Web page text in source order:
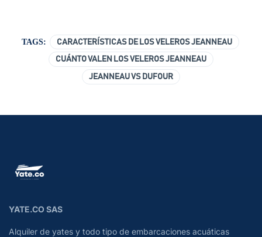
TAGS: CARACTERÍSTICAS DE LOS VELEROS JEANNEAU
CUÁNTO VALEN LOS VELEROS JEANNEAU
JEANNEAU VS DUFOUR
YATE.CO SAS
Alquiler de yates y todo tipo de embarcaciones acuáticas